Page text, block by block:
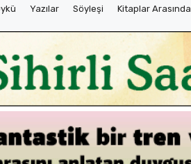
Yazılar Söyleşi Kitaplar Arasında